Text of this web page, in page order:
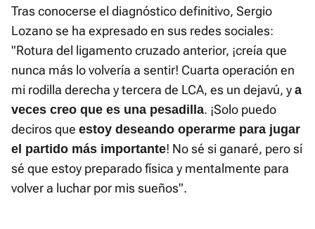
Tras conocerse el diagnóstico definitivo, Sergio
Lozano se ha expresado en sus redes sociales:
"Rotura del ligamento cruzado anterior, ¡creía que
nunca más lo volvería a sentir! Cuarta operación en
mi rodilla derecha y tercera de LCA, es un dejavú, y a
veces creo que es una pesadilla. ¡Solo puedo
deciros que estoy deseando operarme para jugar
el partido más importante! No sé si ganaré, pero sí
sé que estoy preparado física y mentalmente para
volver a luchar por mis sueños".